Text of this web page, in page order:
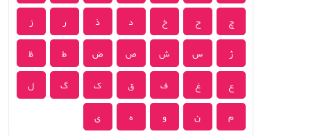
چ
ح خ د ذ ر
ز
ژ
س ش ص ض ط
ظ
ع
غ ف ق ک گ
ل
م
ن و ه ی